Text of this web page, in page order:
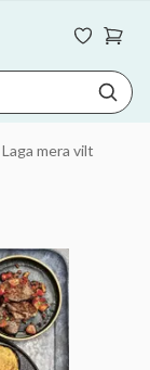
Laga mera vilt